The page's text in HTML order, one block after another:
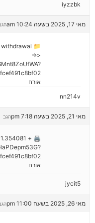
iyzzbk
מאי 17, 2025 בשעה 10:24 am
withdrawal
=>>
📁
אורח
nn214v
מאי 21, 2025 בשעה 7:18 pm הגב
🖨
אורח
jycit5
מאי 26, 2025 בשעה 11:00 pm